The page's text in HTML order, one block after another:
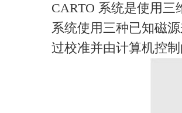
CARTO 系统是使用
系统使用三种已知磁
过校准并由计算机控